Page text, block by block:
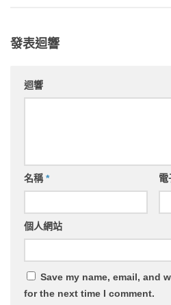
發表迴響
迴響
名稱* 電
個人網站
Save my name, email, and
for the next time I comment.